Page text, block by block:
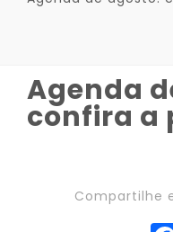
Agenda
confira a
Compartilhe